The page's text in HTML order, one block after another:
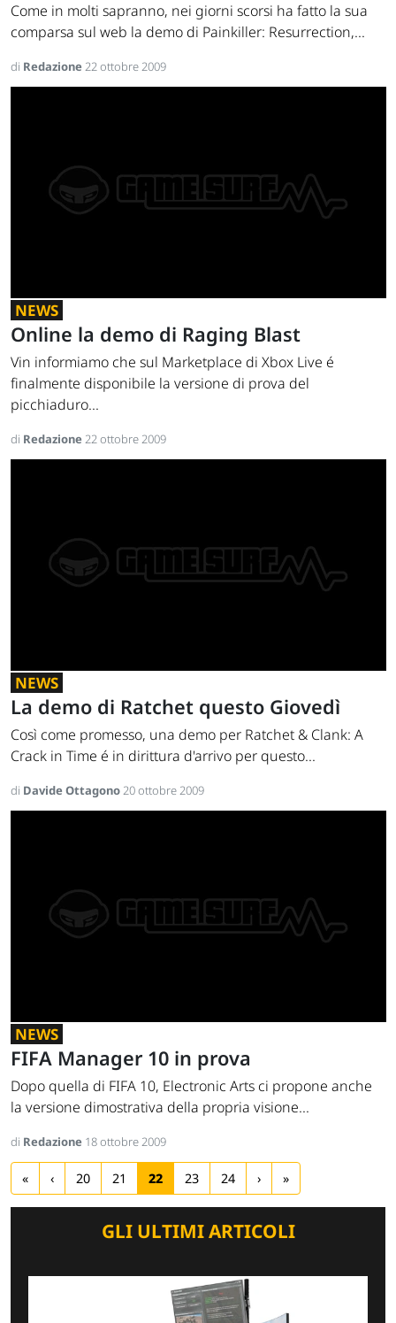
Come in molti sapranno, nei giorni scorsi ha fatto la sua
comparsa sul web la demo di Painkiller: Resurrection,...
di Redazione22 ottobre 2009
NEWS
Online la demo di Raging Blast
Vin informiamo che sul Marketplace di Xbox Live é
finalmente disponibile la versione di prova del
picchiaduro...
di Redazione22 ottobre 2009
NEWS
La demo di Ratchet questo Giovedì
Così come promesso, una demo per Ratchet & Clank: A
Crack in Time é in dirittura d'arrivo per questo...
di Davide Ottagono20 ottobre 2009
NEWS
FIFA Manager 10 in prova
Dopo quella di FIFA 10, Electronic Arts ci propone anche
la versione dimostrativa della propria visione...
di Redazione 18 ottobre 2009
« ‹ 20 21 22 23 24 › »
GLI ULTIMI ARTICOLI